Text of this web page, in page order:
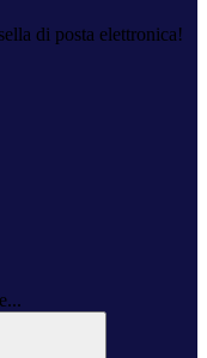
di posta elettronica!